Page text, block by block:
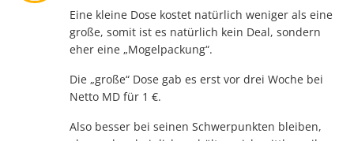
Eine kleine Dose kostet natürlich weniger als eine
große, somit ist es natürlich kein Deal, sondern
eher eine „Mogelpackung“.
Die „große“ Dose gab es erst vor drei Woche bei
Netto MD für 1 €.
Also besser bei seinen Schwerpunkten bleiben,